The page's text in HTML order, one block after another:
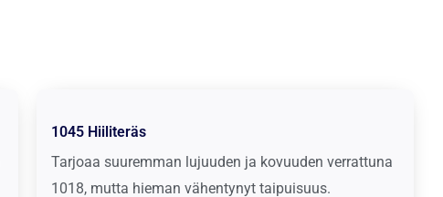
1045 Hiiliteräs
Tarjoaa suuremman lujuuden ja kovuuden verrattuna
1018, mutta hieman vähentynyt taipuisuus.